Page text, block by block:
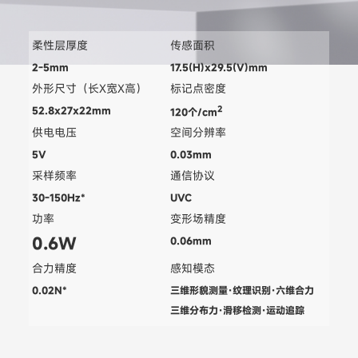
柔性层厚度 传感面积
2-5mm 17.5(H)x29.5(V)mm
外形尺寸（长X宽X高） 标记点密度
52.8x27x22mm 120个/cm2
供电电压 空间分辨率
5V 0.03mm
采样频率 通信协议
30-150Hz* UVC
功率 变形场精度
0.6W 0.06mm
合力精度 感知模态
0.02N*
三维形貌测量·纹理识别·六维合力
三维分布力·滑移检测·运动追踪